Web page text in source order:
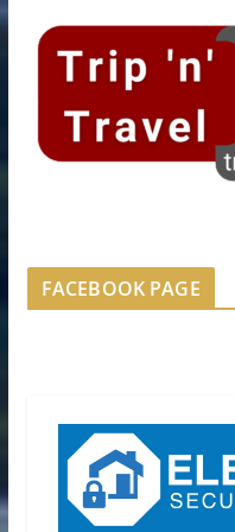
FACEBOOK PAGE